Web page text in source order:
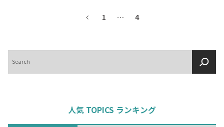
1 … 4
索
人気 TOPICS ランキング